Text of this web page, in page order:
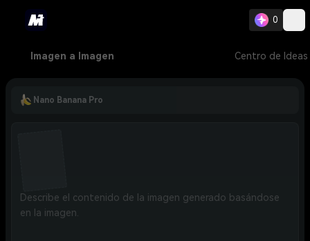
0
Imagen a Imagen Centro de Ideas
Nano Banana Pro